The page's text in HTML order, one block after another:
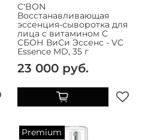
C'BON
Восстанавливающая
эссенция-сыворотка для
лица с витамином С
СБОН ВиСи Эссенс - VC
Essence MD, 35 г
23 000 руб.
Premium